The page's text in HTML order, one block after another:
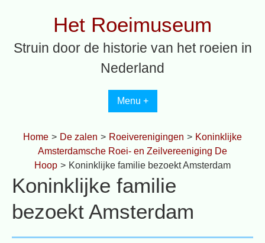
Het Roeimuseum
Struin door de historie van het roeien in
Nederland
Menu +
Home > De zalen > Roeiverenigingen > Koninklijke
Amsterdamsche Roei- en Zeilvereeniging De
Hoop > Koninklijke familie bezoekt Amsterdam
Koninklijke familie
bezoekt Amsterdam